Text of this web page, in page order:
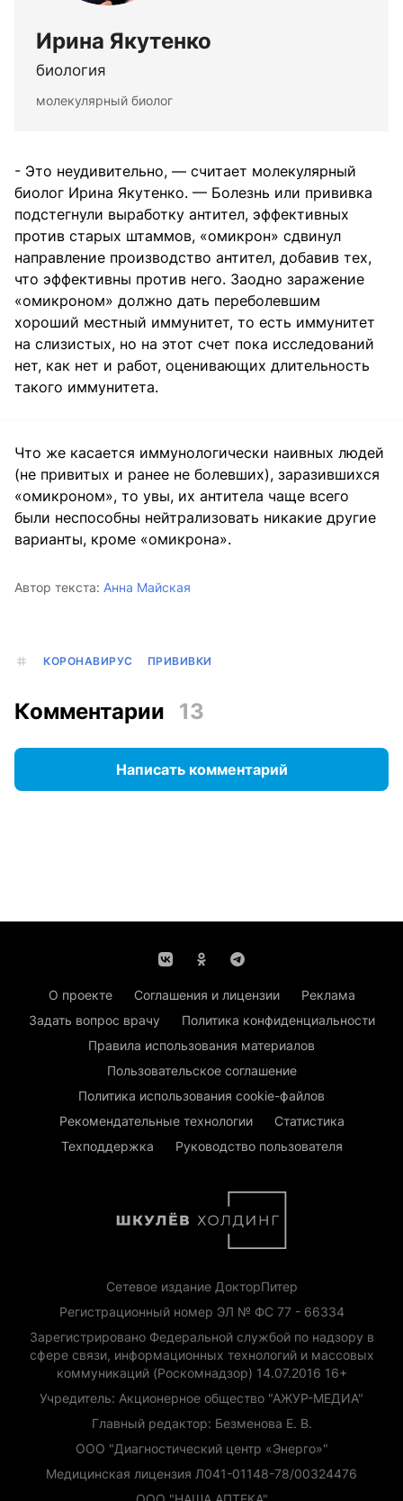
Ирина Якутенко
биология
молекулярный биолог
- Это неудивительно, — считает молекулярный
биолог Ирина Якутенко. — Болезнь или прививка
подстегнули выработку антител, эффективных
против старых штаммов, «омикрон» сдвинул
направление производство антител, добавив тех,
что эффективны против него. Заодно заражение
«омикроном» должно дать переболевшим
хороший местный иммунитет, то есть иммунитет
на слизистых, но на этот счет пока исследований
нет, как нет и работ, оценивающих длительность
такого иммунитета.
Что же касается иммунологически наивных людей
(не привитых и ранее не болевших), заразившихся
«омикроном», то увы, их антитела чаще всего
были неспособны нейтрализовать никакие другие
варианты, кроме «омикрона».
Автор текста: Анна Майская
КОРОНАВИРУС ПРИВИВКИ
Комментарии 13
Написать комментарий
О проекте Соглашения и лицензии
Реклама
Задать вопрос врачу
Политика конфиденциальности
Правила использования материалов
Пользовательское соглашение
Политика использования cookie-файлов
Рекомендательные технологии
Статистика
Техподдержка
Руководство пользователя
Сетевое издание ДокторПитер
Регистрационный номер ЭЛ № ФС 77 - 66334
Зарегистрировано Федеральной службой по надзору в
сфере связи, информационных технологий и массовых
коммуникаций (Роскомнадзор) 14.07.2016 16+
Учредитель: Акционерное общество "АЖУР-МЕДИА"
Главный редактор: Безменова Е. В.
ООО "Диагностический центр «Энерго»"
Медицинская лицензия Л041-01148-78/00324476